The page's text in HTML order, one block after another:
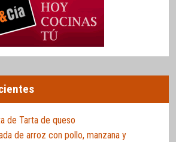
de Tarta de queso
de arroz con pollo, manzana y